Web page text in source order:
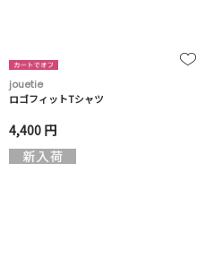
jouetie
ロゴフィットTシャツ
4,400 円